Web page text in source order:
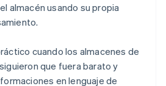
almacén usando su propia
cuando los almacenes de
que fuera barato y
en lenguaje de